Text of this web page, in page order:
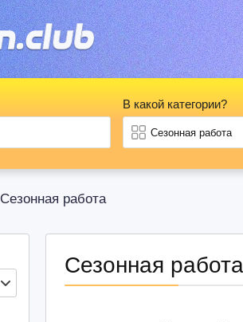
Сезонная работа
В какой категории?
Сезонная